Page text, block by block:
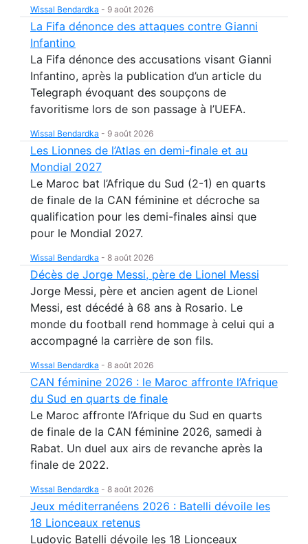
Wissal Bendardka - 9 août 2026
La Fifa dénonce des attaques contre Gianni
Infantino
La Fifa dénonce des accusations visant Gianni
Infantino, après la publication d’un article du
Telegraph évoquant des soupçons de
favoritisme lors de son passage à l’UEFA.
Wissal Bendardka - 9 août 2026
Les Lionnes de l’Atlas en demi-finale et au
Mondial 2027
Le Maroc bat l’Afrique du Sud (2-1) en quarts
de finale de la CAN féminine et décroche sa
qualification pour les demi-finales ainsi que
pour le Mondial 2027.
Wissal Bendardka - 8 août 2026
Décès de Jorge Messi, père de Lionel Messi
Jorge Messi, père et ancien agent de Lionel
Messi, est décédé à 68 ans à Rosario. Le
monde du football rend hommage à celui qui a
accompagné la carrière de son fils.
Wissal Bendardka - 8 août 2026
CAN féminine 2026 : le Maroc affronte l’Afrique
du Sud en quarts de finale
Le Maroc affronte l’Afrique du Sud en quarts
de finale de la CAN féminine 2026, samedi à
Rabat. Un duel aux airs de revanche après la
finale de 2022.
Wissal Bendardka - 8 août 2026
Jeux méditerranéens 2026 : Batelli dévoile les
18 Lionceaux retenus
Ludovic Batelli dévoile les 18 Lionceaux